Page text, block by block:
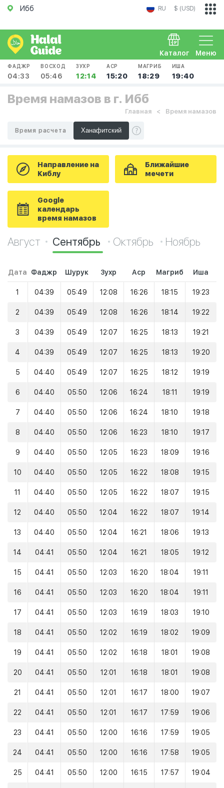
Ибб RU $ (USD)
Меню
Каталог
ФАДЖР
04:33
ВОСХОД
05:46
ЗУХР
12:14
АСР
15:20
МАГРИБ
18:29
ИША
19:40
Время намазов в г. Ибб
Главная Время намазов
Время расчета
Направление на
Киблу
Ближайшие
мечети
Google
календарь
время намазов
Август Сентябрь Октябрь Ноябрь
Дата Фаджр Шурук Зухр Аср Магриб Иша
1 04:39 05:49 12:08 16:26 18:15 19:23
2 04:39 05:49 12:08 16:26 18:14 19:22
3 04:39 05:49 12:07 16:25 18:13 19:21
4 04:39 05:49 12:07 16:25 18:13 19:20
5 04:40 05:49 12:07 16:25 18:12 19:19
6 04:40 05:50 12:06 16:24 18:11 19:19
7 04:40 05:50 12:06 16:24 18:10 19:18
8 04:40 05:50 12:06 16:23 18:10 19:17
9 04:40 05:50 12:05 16:23 18:09 19:16
10 04:40 05:50 12:05 16:22 18:08 19:15
11 04:40 05:50 12:05 16:22 18:07 19:15
12 04:40 05:50 12:04 16:22 18:07 19:14
13 04:40 05:50 12:04 16:21 18:06 19:13
14 04:41 05:50 12:04 16:21 18:05 19:12
15 04:41 05:50 12:03 16:20 18:04 19:11
16 04:41 05:50 12:03 16:20 18:04 19:11
17 04:41 05:50 12:03 16:19 18:03 19:10
18 04:41 05:50 12:02 16:19 18:02 19:09
19 04:41 05:50 12:02 16:18 18:01 19:08
20 04:41 05:50 12:01 16:18 18:01 19:08
21 04:41 05:50 12:01 16:17 18:00 19:07
22 04:41 05:50 12:01 16:17 17:59 19:06
23 04:41 05:50 12:00 16:16 17:59 19:05
24 04:41 05:50 12:00 16:16 17:58 19:05
25 04:41 05:50 12:00 16:15 17:57 19:04